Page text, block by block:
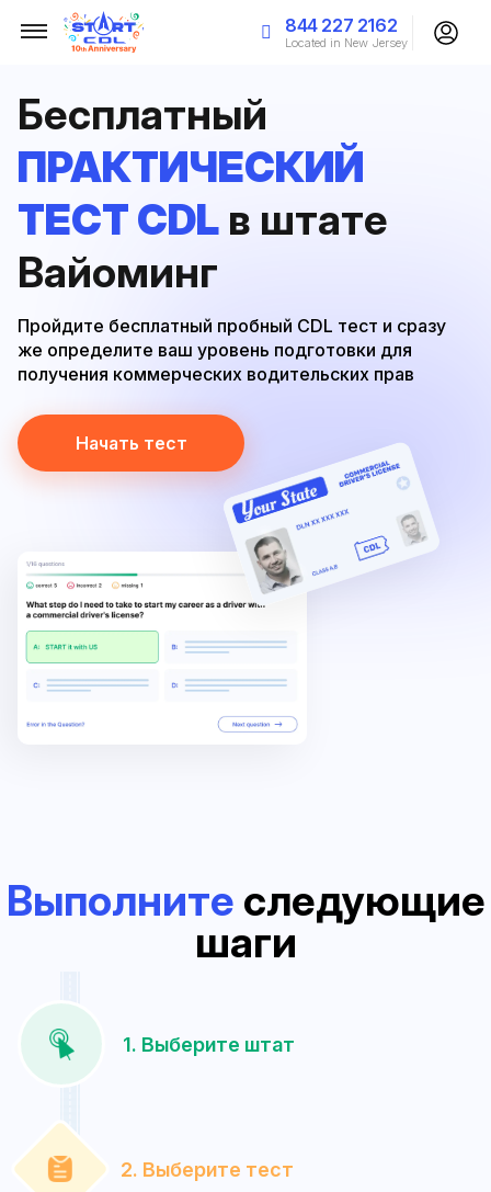
844 227 2162
Located in New Jersey
Бесплатный
ПРАКТИЧЕСКИЙ
ТЕСТ CDL в штате
Вайоминг
Пройдите бесплатный пробный CDL тест и сразу
же определите ваш уровень подготовки для
получения коммерческих водительских прав
Начать тест
Выполните следующие
шаги
1. Выберите штат
2. Выберите тест